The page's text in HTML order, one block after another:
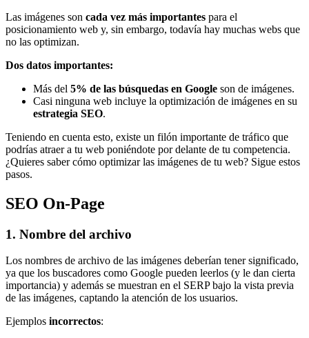
Las imágenes son cada vez más importantes para el
posicionamiento web y, sin embargo, todavía hay muchas webs que
no las optimizan.
Dos datos importantes:
Más del 5% de las búsquedas en Google son de imágenes.
Casi ninguna web incluye la optimización de imágenes en su
estrategia SEO.
Teniendo en cuenta esto, existe un filón importante de tráfico que
podrías atraer a tu web poniéndote por delante de tu competencia.
¿Quieres saber cómo optimizar las imágenes de tu web? Sigue estos
pasos.
SEO On-Page
1. Nombre del archivo
Los nombres de archivo de las imágenes deberían tener significado,
ya que los buscadores como Google pueden leerlos (y le dan cierta
importancia) y además se muestran en el SERP bajo la vista previa
de las imágenes, captando la atención de los usuarios.
Ejemplos incorrectos: